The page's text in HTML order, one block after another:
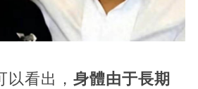
看出， 身體由于長期